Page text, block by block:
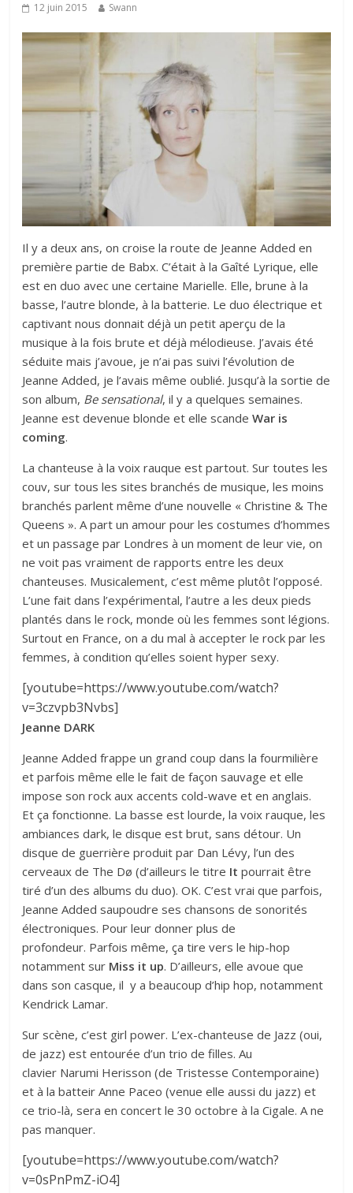
12 juin 2015 Swann
Il y a deux ans, on croise la route de Jeanne Added en
première partie de Babx. C’était à la Gaîté Lyrique, elle
est en duo avec une certaine Marielle. Elle, brune à la
basse, l’autre blonde, à la batterie. Le duo électrique et
captivant nous donnait déjà un petit aperçu de la
musique à la fois brute et déjà mélodieuse. J’avais été
séduite mais j’avoue, je n’ai pas suivi l’évolution de
Jeanne Added, je l’avais même oublié. Jusqu’à la sortie de
son album, Be sensational, il y a quelques semaines.
Jeanne est devenue blonde et elle scandeWar is
coming.
La chanteuse à la voix rauque est partout. Sur toutes les
couv, sur tous les sites branchés de musique, les moins
branchés parlent même d’une nouvelle « Christine & The
Queens ». A part un amour pour les costumes d’hommes
et un passage par Londres à un moment de leur vie, on
ne voit pas vraiment de rapports entre les deux
chanteuses. Musicalement, c’est même plutôt l’opposé.
L’une fait dans l’expérimental, l’autre a les deux pieds
plantés dans le rock, monde où les femmes sont légions.
Surtout en France, on a du mal à accepter le rock par les
femmes, à condition qu’elles soient hyper sexy.
[youtube=https://www.youtube.com/watch?
v=3czvpb3Nvbs]
Jeanne DARK
Jeanne Added frappe un grand coup dans la fourmilière
et parfois même elle le fait de façon sauvage et elle
impose son rock aux accents cold-wave et en anglais.
Et ça fonctionne. La basse est lourde, la voix rauque, les
ambiances dark, le disque est brut, sans détour. Un
disque de guerrière produit par Dan Lévy, l’un des
cerveaux de The Dø (d’ailleurs le titre It pourrait être
tiré d’un des albums du duo). OK. C’est vrai que parfois,
Jeanne Added saupoudre ses chansons de sonorités
électroniques. Pour leur donner plus de
profondeur. Parfois même, ça tire vers le hip-hop
notamment sur Miss it up. D’ailleurs, elle avoue que
dans son casque, il y a beaucoup d’hip hop, notamment
Kendrick Lamar.
Sur scène, c’est girl power. L’ex-chanteuse de Jazz (oui,
de jazz) est entourée d’un trio de filles. Au
clavier Narumi Herisson (de Tristesse Contemporaine)
et à la batteir Anne Paceo (venue elle aussi du jazz) et
ce trio-là, sera en concert le 30 octobre à la Cigale. A ne
pas manquer.
[youtube=https://www.youtube.com/watch?
v=0sPnPmZ-iO4]